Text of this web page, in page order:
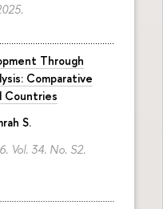
Through
Comparative
Countries
S.
Vol. 34. No. S2.